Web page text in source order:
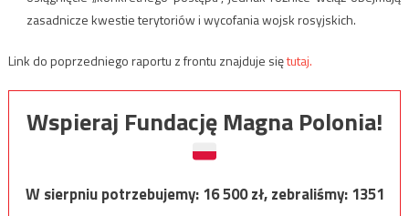
zasadnicze kwestie terytoriów i wycofania wojsk rosyjskich.
Link do poprzedniego raportu z frontu znajduje siętutaj.
Wspieraj Fundację Magna Polonia!
W sierpniu potrzebujemy:16 500zł, zebraliśmy:1351